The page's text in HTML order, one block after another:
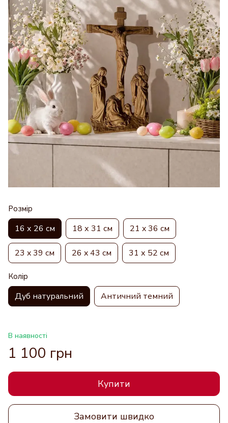
Розмір
16 х 26 см 18 х 31 см 21 x 36 см
23 x 39 см 26 x 43 см 31 х 52 см
Колір
Дуб натуральний Античний темний
В наявності
1 100 грн
Купити
Замовити швидко